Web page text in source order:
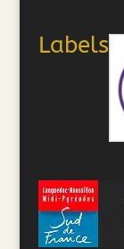
Labels